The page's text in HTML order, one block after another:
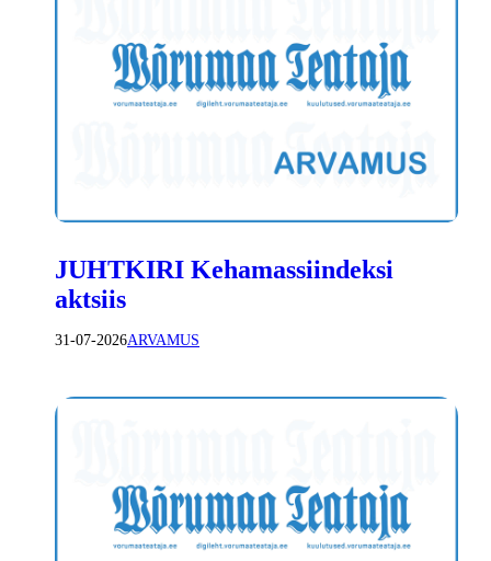
JUHTKIRI Kehamassiindeksi
aktsiis
31-07-2026ARVAMUS